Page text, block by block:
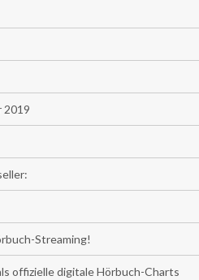
2019
Streaming!
offizielle digitale Hörbuch-Charts